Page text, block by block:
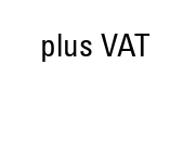
plus VAT